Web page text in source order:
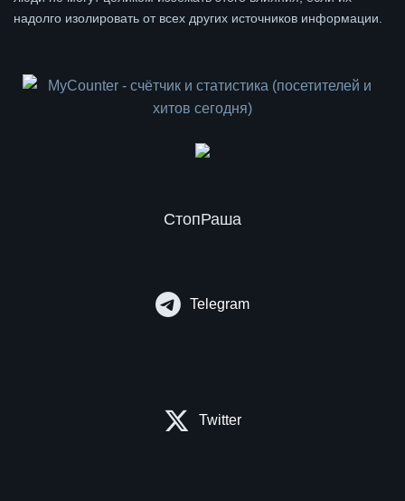
надолго изолировать от всех других источников информации.
СтопРаша
Telegram
Twitter